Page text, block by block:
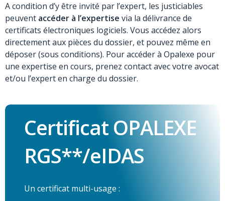
A condition d’y être invité par l’expert, les justiciables
peuvent accéder à l’expertise via la délivrance de
certificats électroniques logiciels. Vous accédez alors
directement aux pièces du dossier, et pouvez même en
déposer (sous conditions). Pour accéder à Opalexe pour
une expertise en cours, prenez contact avec votre avocat
et/ou l’expert en charge du dossier.
Certificat OPALEXE
RGS**/eIDAS
Un certificat multi-usage :